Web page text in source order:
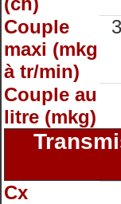
Couple
maxi (mkg
à tr/min)
Couple au
litre (mkg)
Cx